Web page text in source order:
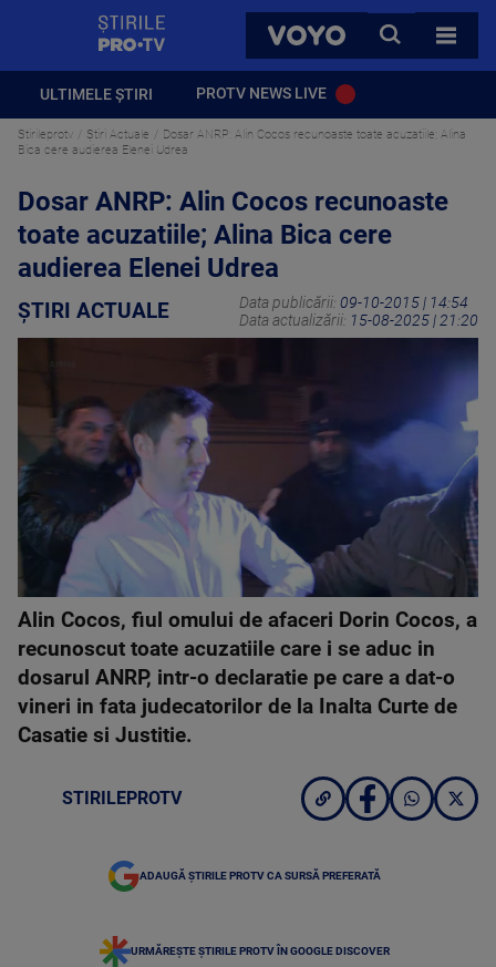
VOYO
CAUTA
TOATE
ULTIMELE ȘTIRI PROTV NEWS LIVE
Stirileprotv Știri Actuale
Dosar ANRP: Alin Cocos recunoaste toate acuzatiile; Alina
Bica cere audierea Elenei Udrea
Dosar ANRP: Alin Cocos recunoaste
toate acuzatiile; Alina Bica cere
audierea Elenei Udrea
ȘTIRI ACTUALE Data publicării: 09-10-2015 | 14:54
Data actualizării: 15-08-2025 | 21:20
Alin Cocos, fiul omului de afaceri Dorin Cocos, a
recunoscut toate acuzatiile care i se aduc in
dosarul ANRP, intr-o declaratie pe care a dat-o
vineri in fata judecatorilor de la Inalta Curte de
Casatie si Justitie.
STIRILEPROTV
ADAUGĂ ȘTIRILE PROTV CA SURSĂ PREFERATĂ
URMĂREȘTE ȘTIRILE PROTV ÎN GOOGLE DISCOVER